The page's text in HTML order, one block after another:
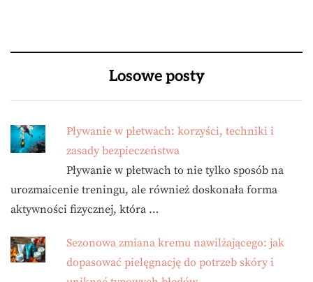
Losowe posty
Pływanie w płetwach: korzyści, techniki i
zasady bezpieczeństwa
Pływanie w płetwach to nie tylko sposób na
urozmaicenie treningu, ale również doskonała forma
aktywności fizycznej, która …
Sezonowa zmiana kremu nawilżającego: jak
dopasować pielęgnację do potrzeb skóry i